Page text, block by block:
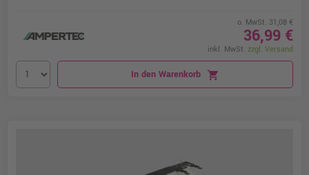
o. MwSt. 31,08 €
36,99 €
inkl. MwSt. zzgl. Versand
In den Warenkorb shopping_cart